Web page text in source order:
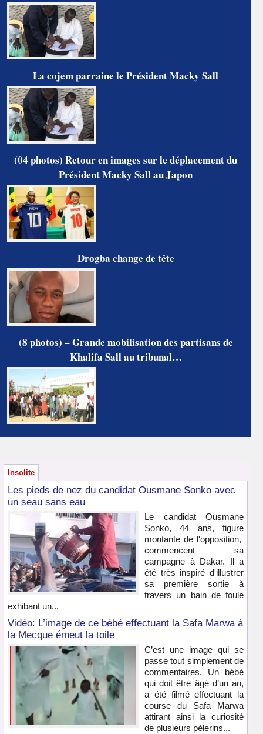
La cojem parraine le Président Macky Sall
(04 photos) Retour en images sur le déplacement du
Président Macky Sall au Japon
Drogba change de tête
(8 photos) – Grande mobilisation des partisans de
Khalifa Sall au tribunal…
Insolite
Les pieds de nez du candidat Ousmane Sonko avec
un seau sans eau
Le candidat Ousmane
Sonko, 44 ans, figure
montante de l'opposition,
commencent sa
campagne à Dakar. Il a
été très inspiré d'illustrer
sa première sortie à
travers un bain de foule
exhibant un...
Vidéo: L’image de ce bébé effectuant la Safa Marwa à
la Mecque émeut la toile
C’est une image qui se
passe tout simplement de
commentaires. Un bébé
qui doit être âgé d’un an,
a été filmé effectuant la
course du Safa Marwa
attirant ainsi la curiosité
de plusieurs pèlerins...